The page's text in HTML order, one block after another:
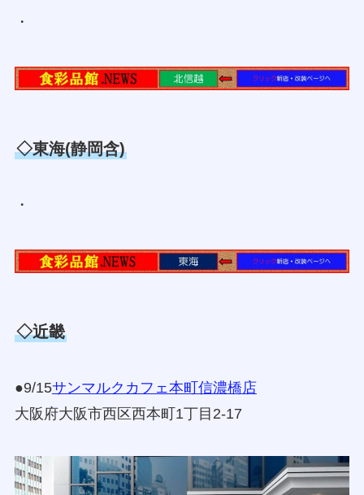
・
◇東海(静岡含)
・
◇近畿
●9/15サンマルクカフェ本町信濃橋店
大阪府大阪市西区西本町1丁目2‐17